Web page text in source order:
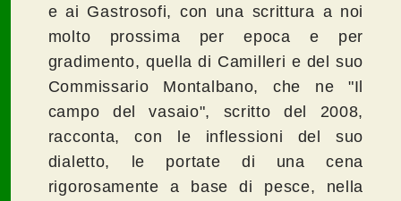
e ai Gastrosofi, con una scrittura a noi
molto prossima per epoca e per
gradimento, quella di Camilleri e del suo
Commissario Montalbano, che ne "Il
campo del vasaio", scritto del 2008,
racconta, con le inflessioni del suo
dialetto, le portate di una cena
rigorosamente a base di pesce, nella